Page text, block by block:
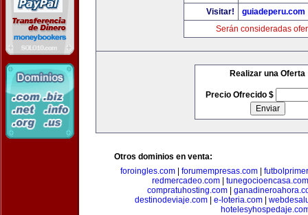
Visitar!
guiadeperu.com
Serán consideradas
Realizar una Oferta
Precio Ofrecido $
Otros dominios en venta:
foroingles.com| forumempresas.com|
redmercadeo.com| tunegocioencasa.com
compratuhosting.com|
destinodeviaje.com
e-loteria.com